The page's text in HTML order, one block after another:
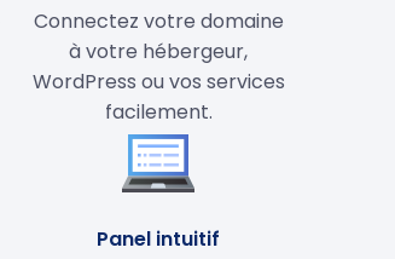
Connectez votre domaine
à votre hébergeur,
WordPress ou vos services
facilement.
Panel intuitif